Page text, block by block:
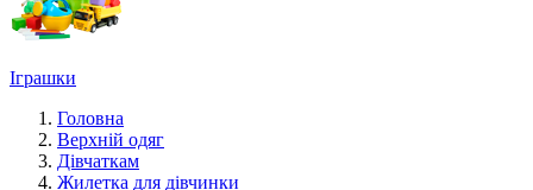
Іграшки
Головна
Верхній одяг
Дівчаткам
Жилетка для дівчинки